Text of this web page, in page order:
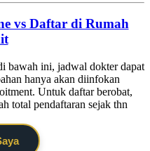
vs Daftar di Rumah
bawah ini, jadwal dokter dapat
hanya akan diinfokan
Untuk daftar berobat,
total pendaftaran sejak thn